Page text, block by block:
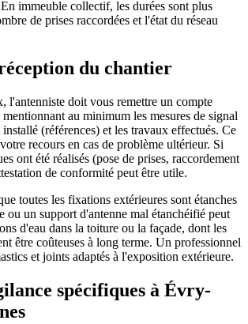
immeuble collectif, les durées sont plus
de prises raccordées et l'état du réseau
du chantier
l'antenniste doit vous remettre un compte
au minimum les mesures de signal
(références) et les travaux effectués. Ce
recours en cas de problème ultérieur. Si
ont été réalisés (pose de prises, raccordement
de conformité peut être utile.
toutes les fixations extérieures sont étanches
ou un support d'antenne mal étanchéifié peut
d'eau dans la toiture ou la façade, dont les
être coûteuses à long terme. Un professionnel
et joints adaptés à l'exposition extérieure.
spécifiques à Évry-